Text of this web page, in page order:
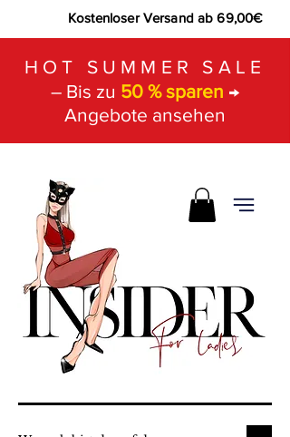
Kostenloser Versand ab 69,00€
HOT SUMMER SALE
– Bis zu 50 % sparen →
Angebote ansehen